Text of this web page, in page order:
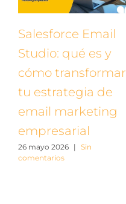
Salesforce Email
Studio: qué es y
cómo transformar
tu estrategia de
email marketing
empresarial
26 mayo 2026 | Sin
comentarios